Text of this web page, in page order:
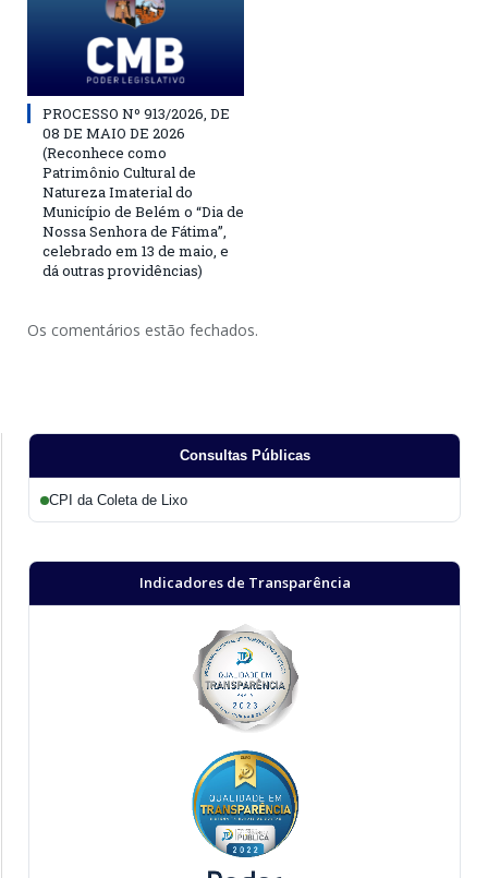
PROCESSO Nº 913/2026, DE
08 DE MAIO DE 2026
(Reconhece como
Patrimônio Cultural de
Natureza Imaterial do
Município de Belém o “Dia de
Nossa Senhora de Fátima”,
celebrado em 13 de maio, e
dá outras providências)
Os comentários estão fechados.
Consultas Públicas
CPI da Coleta de Lixo
Indicadores de Transparência